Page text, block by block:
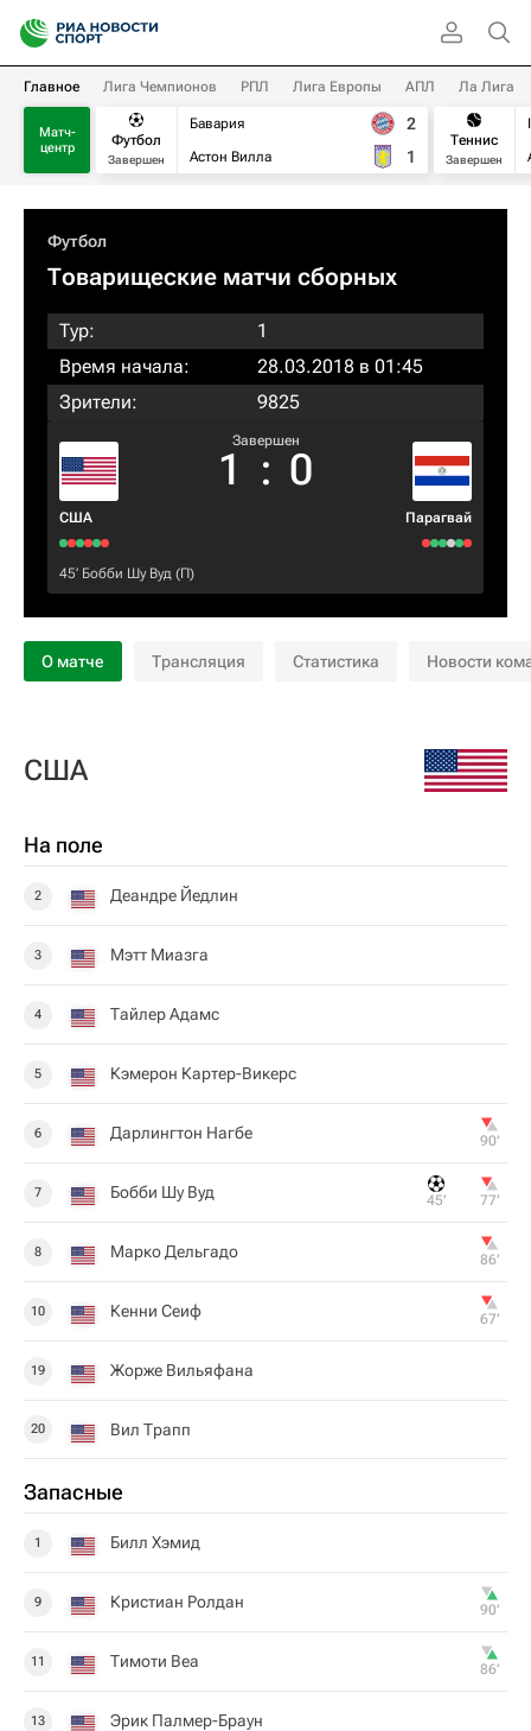
Главное Лига Чемпионов РПЛ Лига Европы АПЛ Ла Лига
Матч-
центр
Футбол
Завершен
Бавария
Астон Вилла
2
1
Теннис
Завершен
Футбол
Товарищеские матчи сборных
Тур:
1
Время начала:
28.03.2018 в 01:45
Зрители:
9825
США
Завершен
1 : 0
Парагвай
45‎’‎ Бобби Шу Вуд (П)
О матче Трансляция Статистика Новости
США
На поле
2 Деандре Йедлин
3 Мэтт Миазга
4 Тайлер Адамс
5 Кэмерон Картер-Викерс
6 Дарлингтон Нагбе 90‎’‎
7 Бобби Шу Вуд 45‎’‎ 77‎’‎
8 Марко Дельгадо 86‎’‎
10 Кенни Сеиф 67‎’‎
19 Жорже Вильяфана
20 Вил Трапп
Запасные
1 Билл Хэмид
9 Кристиан Ролдан 90‎’‎
11 Тимоти Веа 86‎’‎
13 Эрик Палмер-Браун